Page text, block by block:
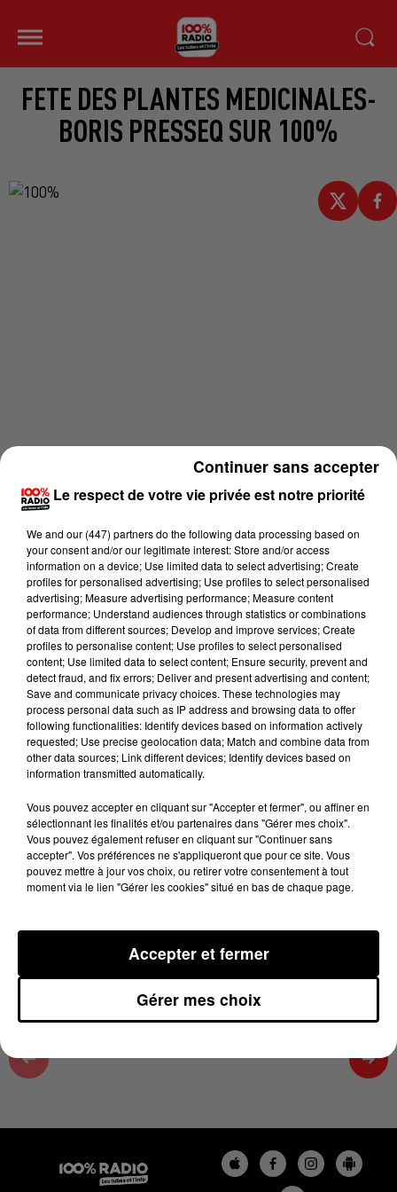
FETE DES PLANTES MEDICINALES-
BORIS PRESSEQ SUR 100%
Lecture (2 min 21 sec)
Karine Hurstel
100% chez-vous dans la Haute-Garonne
4 juin 2025 - 2 min 21 sec
FETE DES PLANTES MEDICINALES- BORIS
PRESSEQ SUR 100%
dans la Haute Garonne avec Karine
Le respect de votre vie privée est notre priorité
We and our (447) partnersdo the following data processing based on
your consent and/or our legitimate interest: Store and/or access
information on a device; Use limited data to select advertising; Create
profiles for personalised advertising; Use profiles to select personalised
advertising; Measure advertising performance; Measure content
performance; Understand audiences through statistics or combinations
of data from different sources; Develop and improve services; Create
profiles to personalise content; Use profiles to select personalised
content; Use limited data to select content; Ensure security, prevent and
detect fraud, and fix errors; Deliver and present advertising and content;
Save and communicate privacy choices. These technologies may
process personal data such as IP address and browsing data to offer
following functionalities: Identify devices based on information actively
requested; Use precise geolocation data; Match and combine data from
other data sources; Link different devices; Identify devices based on
information transmitted automatically.
Vous pouvez accepter en cliquant sur "Accepter et fermer", ou affiner en
sélectionnant les finalités et/ou partenaires dans "Gérer mes choix".
Vous pouvez également refuser en cliquant sur "Continuer sans
accepter". Vos préférences ne s'appliqueront que pour ce site. Vous
pouvez mettre à jour vos choix, ou retirer votre consentement à tout
moment via le lien "Gérer les cookies" situé en bas de chaque page.
Gérer mes choix
Accepter et fermer
Continuer sans accepter